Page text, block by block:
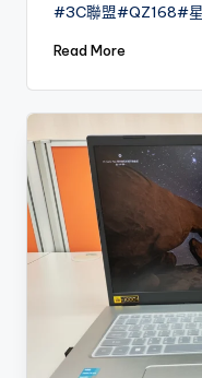
#3C聯盟#QZ168#
Read More